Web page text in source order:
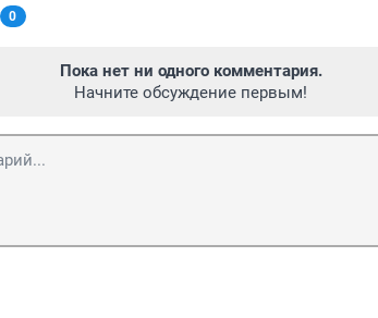
0
Пока нет ни одного комментария.
Начните обсуждение первым!